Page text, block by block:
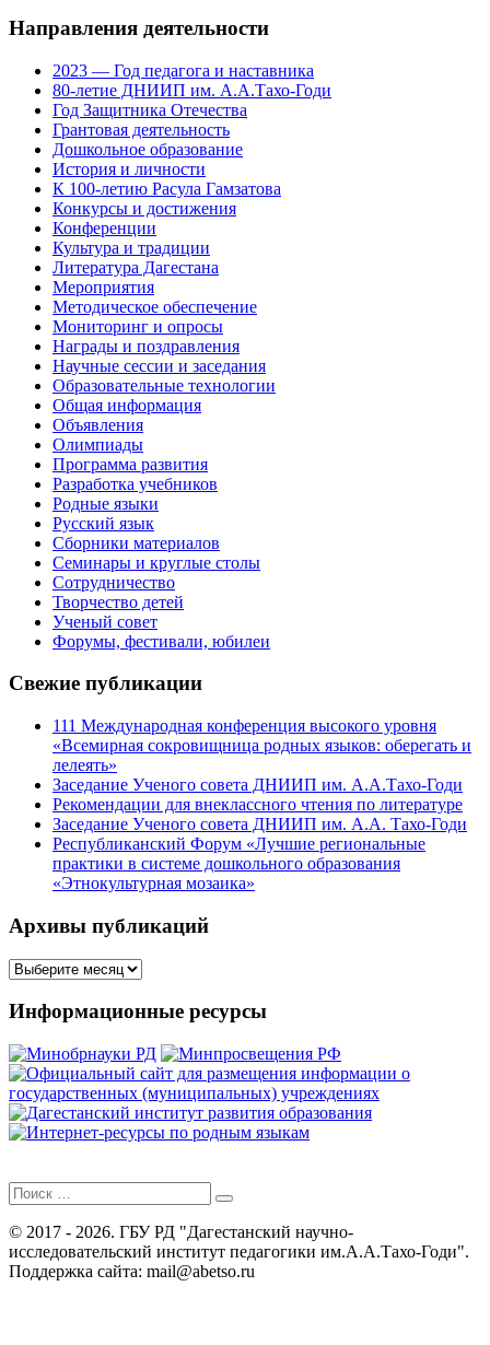
Направления деятельности
2023 — Год педагога и наставника
80-летие ДНИИП им. А.А.Тахо-Годи
Год Защитника Отечества
Грантовая деятельность
Дошкольное образование
История и личности
К 100-летию Расула Гамзатова
Конкурсы и достижения
Конференции
Культура и традиции
Литература Дагестана
Мероприятия
Методическое обеспечение
Мониторинг и опросы
Награды и поздравления
Научные сессии и заседания
Образовательные технологии
Общая информация
Объявления
Олимпиады
Программа развития
Разработка учебников
Родные языки
Русский язык
Сборники материалов
Семинары и круглые столы
Сотрудничество
Творчество детей
Ученый совет
Форумы, фестивали, юбилеи
Свежие публикации
111 Международная конференция высокого уровня
«Всемирная сокровищница родных языков: оберегать и
лелеять»
Заседание Ученого совета ДНИИП им. А.А.Тахо-Годи
Рекомендации для внеклассного чтения по литературе
Заседание Ученого совета ДНИИП им. А.А. Тахо-Годи
Республиканский Форум «Лучшие региональные
практики в системе дошкольного образования
«Этнокультурная мозаика»
Архивы публикаций
Архивы
Информационные ресурсы
Поиск
для:
© 2017 - 2026. ГБУ РД "Дагестанский научно-
исследовательский институт педагогики им.А.А.Тахо-Годи".
Поддержка сайта: mail@abetso.ru